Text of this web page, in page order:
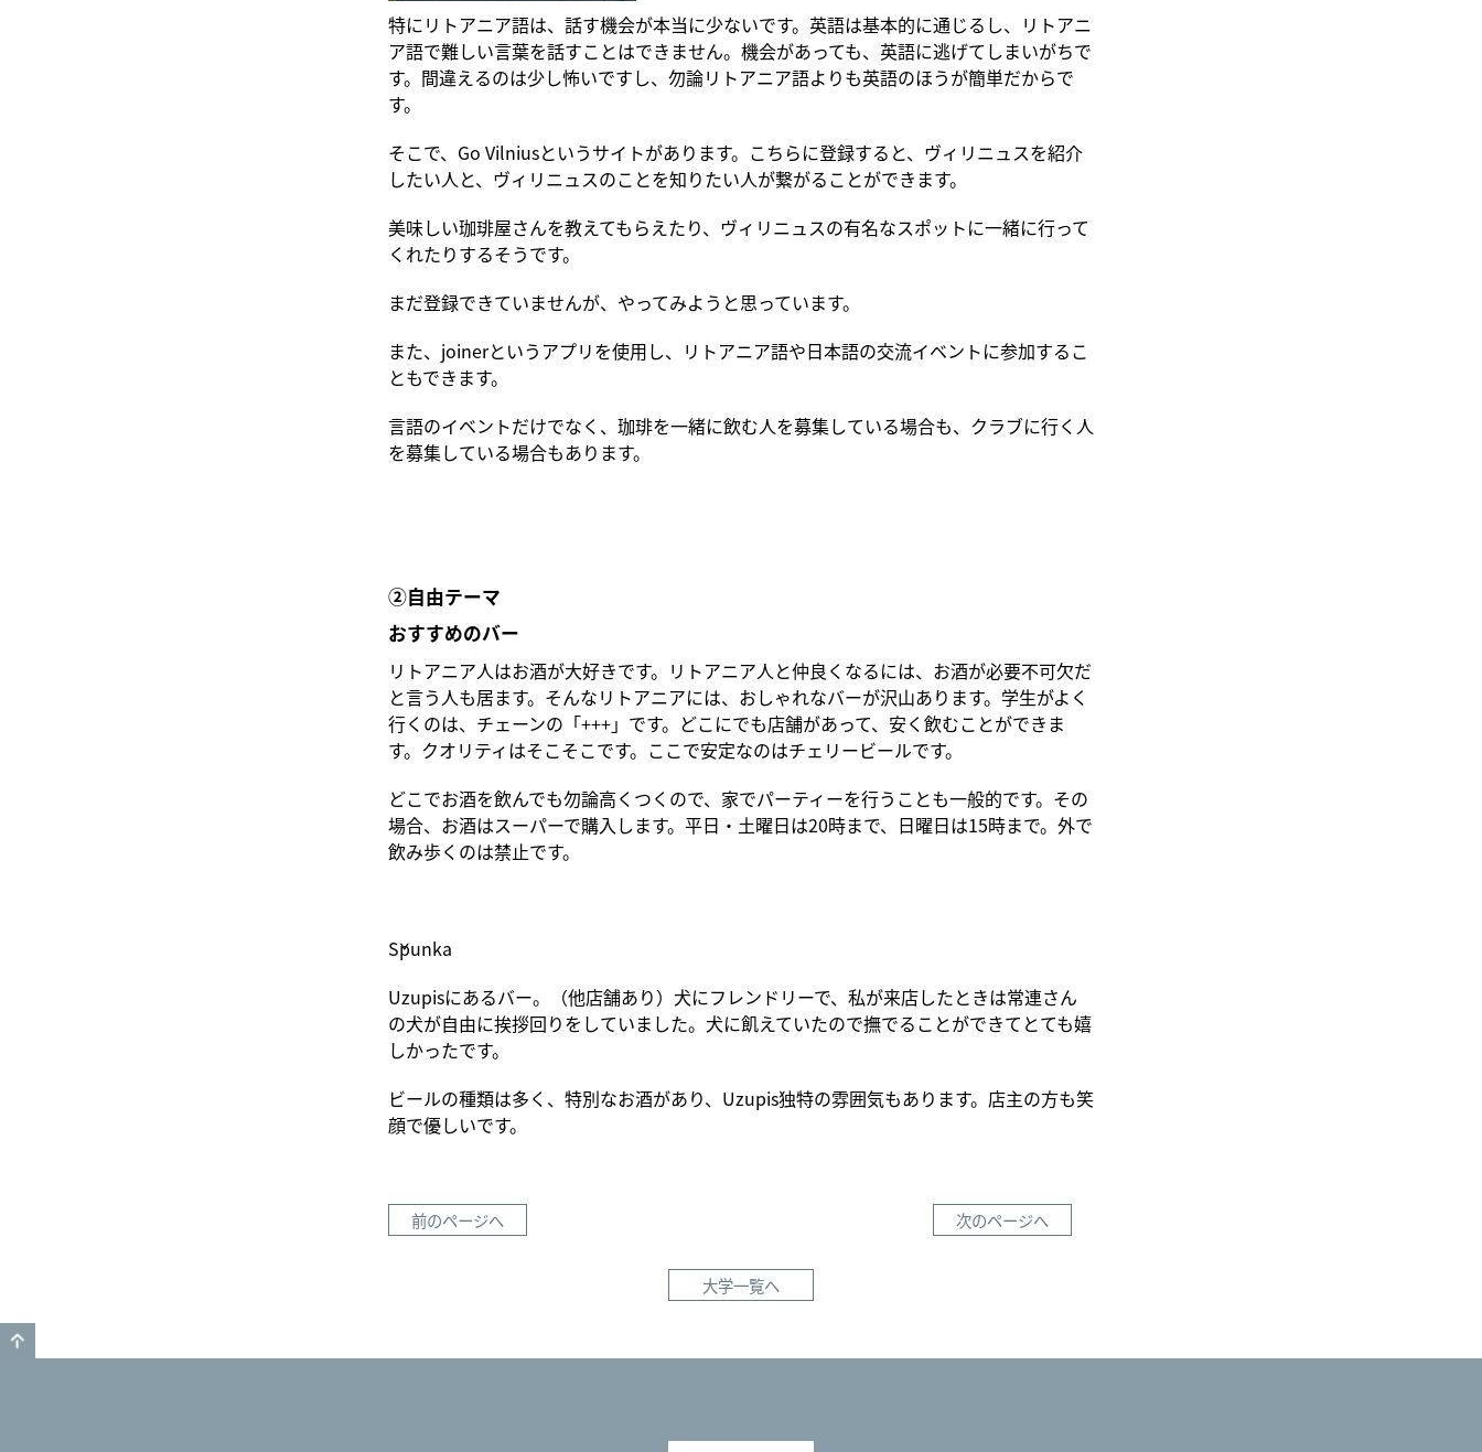
特にリトアニア語は、話す機会が本当に少ないです。英語は基本的に通じるし、リトアニ
ア語で難しい言葉を話すことはできません。機会があっても、英語に逃げてしまいがちで
す。間違えるのは少し怖いですし、勿論リトアニア語よりも英語のほうが簡単だからで
す。
そこで、Go Vilniusというサイトがあります。こちらに登録すると、ヴィリニュスを紹介
したい人と、ヴィリニュスのことを知りたい人が繋がることができます。
美味しい珈琲屋さんを教えてもらえたり、ヴィリニュスの有名なスポットに一緒に行って
くれたりするそうです。
まだ登録できていませんが、やってみようと思っています。
また、joinerというアプリを使用し、リトアニア語や日本語の交流イベントに参加するこ
ともできます。
言語のイベントだけでなく、珈琲を一緒に飲む人を募集している場合も、クラブに行く人
を募集している場合もあります。
②自由テーマ
おすすめのバー
リトアニア人はお酒が大好きです。リトアニア人と仲良くなるには、お酒が必要不可欠だ
と言う人も居ます。そんなリトアニアには、おしゃれなバーが沢山あります。学生がよく
行くのは、チェーンの「+++」です。どこにでも店舗があって、安く飲むことができま
す。クオリティはそこそこです。ここで安定なのはチェリービールです。
どこでお酒を飲んでも勿論高くつくので、家でパーティーを行うことも一般的です。その
場合、お酒はスーパーで購入します。平日・土曜日は20時まで、日曜日は15時まで。外で
飲み歩くのは禁止です。
Špunka
Uzupisにあるバー。（他店舗あり）犬にフレンドリーで、私が来店したときは常連さん
の犬が自由に挨拶回りをしていました。犬に飢えていたので撫でることができてとても嬉
しかったです。
ビールの種類は多く、特別なお酒があり、Uzupis独特の雰囲気もあります。店主の方も笑
顔で優しいです。
前のページへ 次のページへ
大学一覧へ